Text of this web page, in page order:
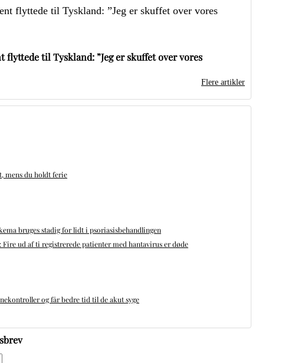
til Tyskland: ”Jeg er skuffet over vores
Flere artikler
mens du holdt ferie
bruges stadig for lidt i psoriasisbehandlingen
ud af ti registrerede patienter med hantavirus er døde
og får bedre tid til de akut syge